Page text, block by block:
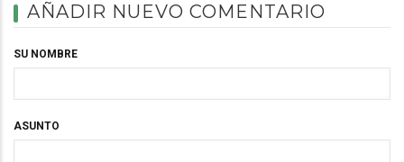
AÑADIR NUEVO COMENTARIO
SU NOMBRE
ASUNTO